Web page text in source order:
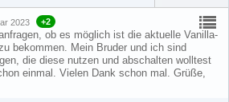
2023 +2
ob es möglich ist die aktuelle Vanilla-
bekommen. Mein Bruder und ich sind
die diese nutzen und abschalten wolltest
einmal. Vielen Dank schon mal. Grüße,